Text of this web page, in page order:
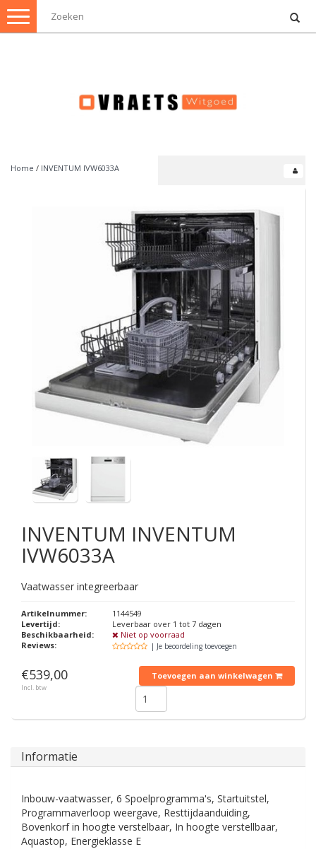
Toggle
navigation
Home / INVENTUM IVW6033A
INVENTUM INVENTUM
IVW6033A
Vaatwasser integreerbaar
Artikelnummer:
1144549
Levertijd:
Leverbaar over 1 tot 7 dagen
Beschikbaarheid:
Niet op voorraad
Reviews:
| Je beoordeling toevoegen
€539,00
Incl. btw
Toevoegen aan winkelwagen
Informatie
Inbouw-vaatwasser, 6 Spoelprogramma's, Startuitstel,
Programmaverloop weergave, Resttijdaanduiding,
Bovenkorf in hoogte verstelbaar, In hoogte verstellbaar,
Aquastop, Energieklasse E